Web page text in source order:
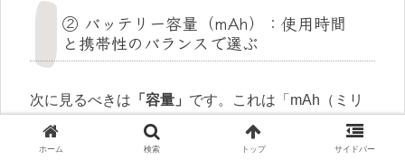
② バッテリー容量（mAh）：使用時間
と携帯性のバランスで選ぶ
次に見るべきは 「容量」 です。これは「mAh（ミリ
アンペアアワー）」という単位で表され、数値が大
きいほど長時間エアラブを使い続けることができま
ホーム 検索 トップ サイドバー